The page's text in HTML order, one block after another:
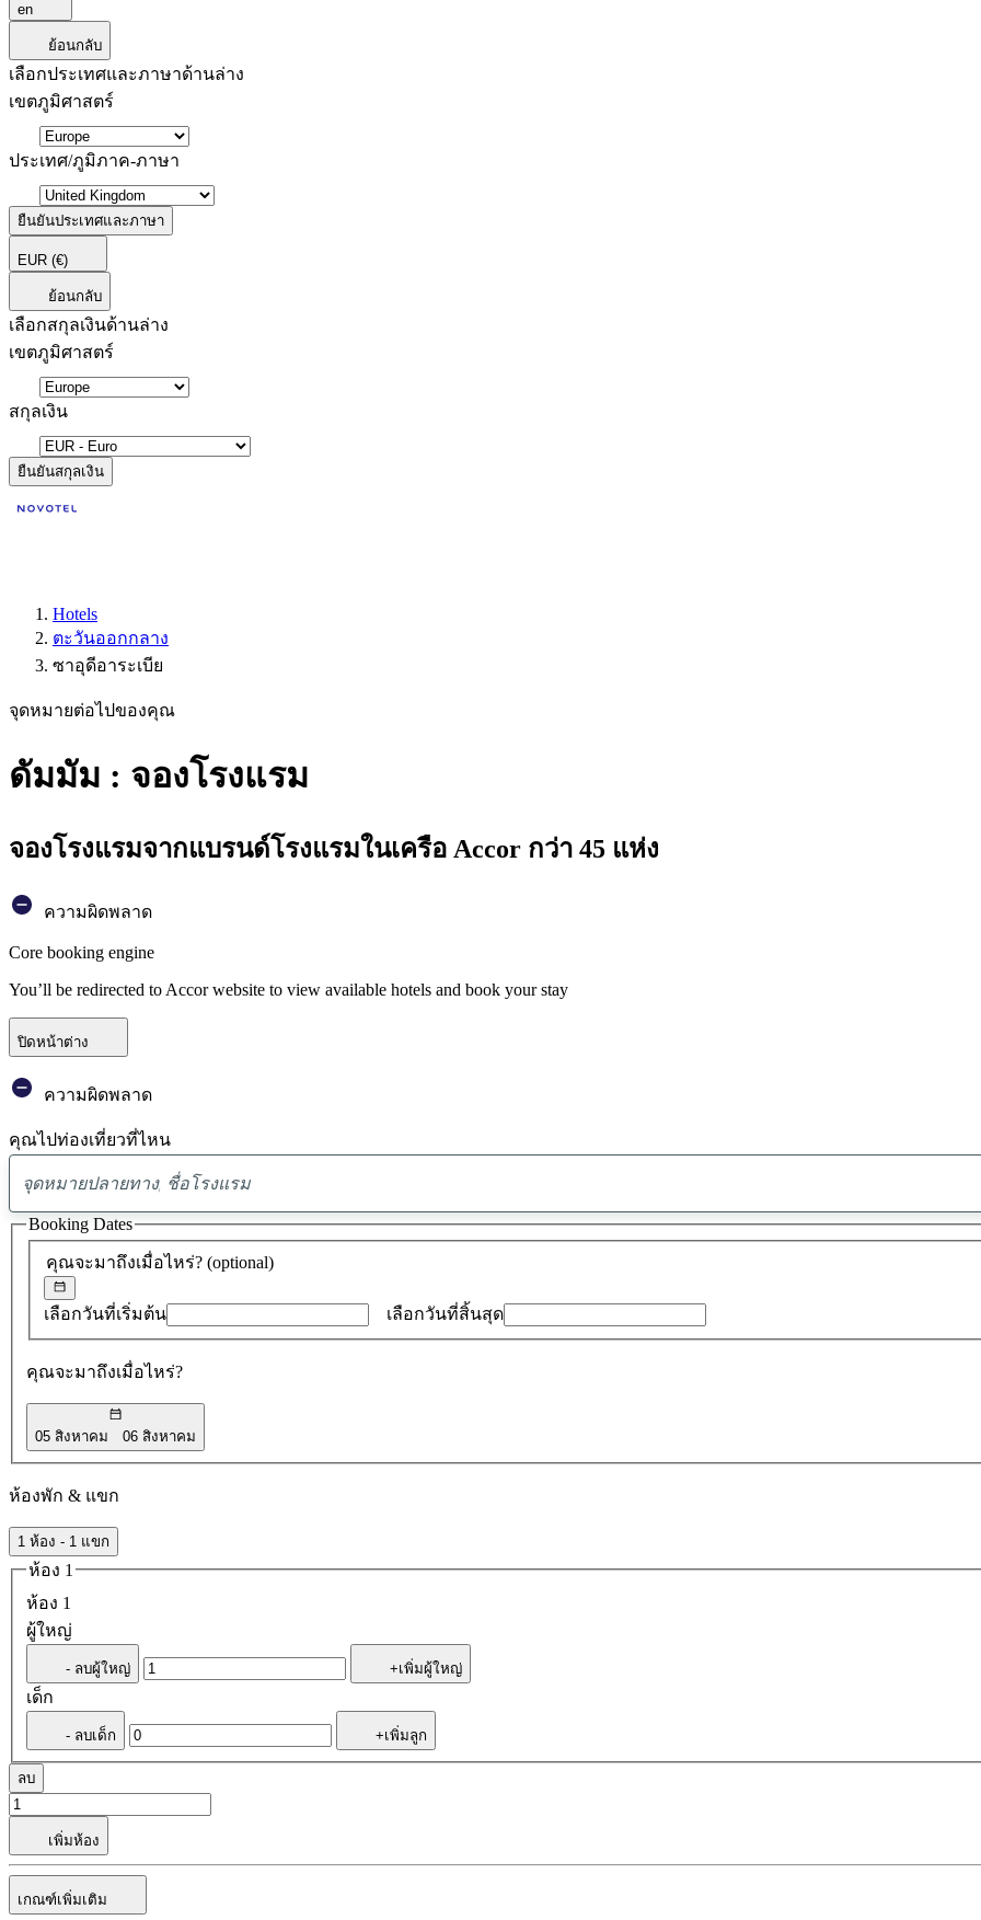
en
ย้อนกลับ
เลือกประเทศและภาษาด้านล่าง
เขตภูมิศาสตร์
ประเทศ/ภูมิภาค-ภาษา
ยืนยันประเทศและภาษา
EUR (€)
ย้อนกลับ
เลือกสกุลเงินด้านล่าง
เขตภูมิศาสตร์
สกุลเงิน
ยืนยันสกุลเงิน
Hotels
ตะวันออกกลาง
ซาอุดีอาระเบีย
จุดหมายต่อไปของคุณ
ดัมมัม : จองโรงแรม
จองโรงแรมจากแบรนด์โรงแรมในเครือ Accor กว่า 45 แห่ง
ความผิดพลาด
Core booking engine
You’ll be redirected to Accor website to view available hotels and book your stay
ปิดหน้าต่าง
ความผิดพลาด
คุณไปท่องเที่ยวที่ไหน
ข้อ
เสนอ
คุณจะมาถึงเมื่อไหร่? (optional)
เลือกวันที่เริ่มต้น เลือกวันที่สิ้นสุด
คุณจะมาถึงเมื่อไหร่?
05 สิงหาคม 06 สิงหาคม
Booking Dates
ห้องพัก & แขก
1 ห้อง - 1 แขก
ห้อง 1
ห้อง 1
ผู้ใหญ่
- ลบผู้ใหญ่ +เพิ่มผู้ใหญ่
เด็ก
- ลบเด็ก +เพิ่มลูก
ลบ
เพิ่มห้อง
เกณฑ์เพิ่มเติม